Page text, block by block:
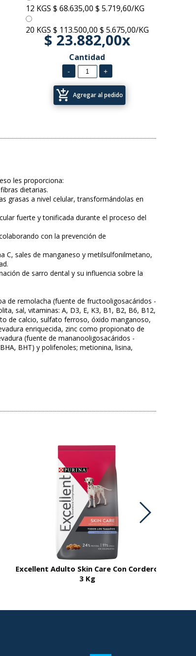
12 KGS $ 68.635,00 $ 5.719,60/KG
20 KGS $ 113.500,00 $ 5.675,00/KG
$ 23.882,00x
Cantidad
add_shopping_cart Agregar al pedido
les proporciona:
dietarias.
grasas a nivel celular, transformándolas en
fuerte y tonificada durante el proceso del
con la prevención de
C, sales de manganeso y metilsulfonilmetano,
de sarro dental y su influencia sobre la
de remolacha (fuente de fructooligosacáridos -
sal, vitaminas: A, D3, E, K3, B1, B2, B6, B12,
de calcio, sulfato ferroso, óxido manganoso,
enriquecida, zinc como propionato de
(fuente de mananooligosacáridos -
BHT) y polifenoles; metionina, lisina,
Excellent Adulto Skin Care Con Cordero
3 Kg